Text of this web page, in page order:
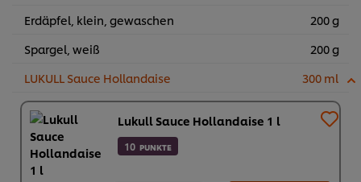
Erdäpfel, klein, gewaschen
200 g
Spargel, weiß
200 g
LUKULL Sauce Hollandaise
300 ml
Lukull Sauce Hollandaise 1 l
10 PUNKTE